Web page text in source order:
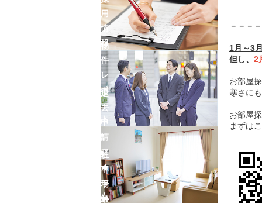
－－－
1月～3
但し、 2
お部屋
寒さに
お部屋
まずは
用
情
報
物
件
レ
ポ
ー
ト
退
去
申
請
フ
ォ
ー
ム
駐
車
場
解